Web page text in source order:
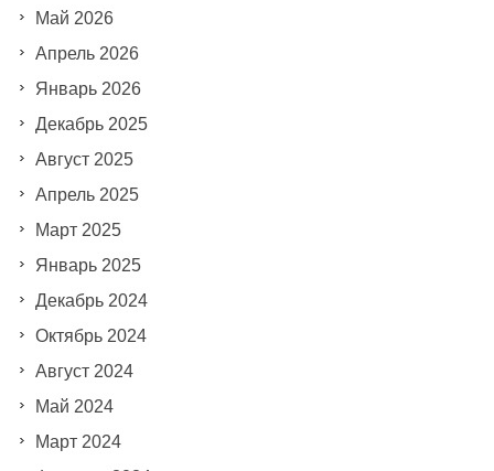
Май 2026
Апрель 2026
Январь 2026
Декабрь 2025
Август 2025
Апрель 2025
Март 2025
Январь 2025
Декабрь 2024
Октябрь 2024
Август 2024
Май 2024
Март 2024